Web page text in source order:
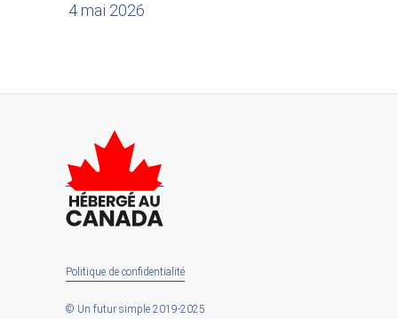
4 mai 2026
Politique de confidentialité
© Un futur simple 2019-2025